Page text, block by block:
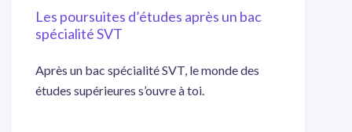
Les poursuites d’études après un bac
spécialité SVT
Après un bac spécialité SVT, le monde des
études supérieures s’ouvre à toi.